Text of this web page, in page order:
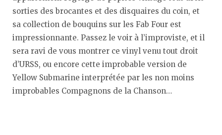
sorties des brocantes et des disquaires du coin, et
sa collection de bouquins sur les Fab Four est
impressionnante. Passez le voir à l’improviste, et il
sera ravi de vous montrer ce vinyl venu tout droit
d’URSS, ou encore cette improbable version de
Yellow Submarine interprétée par les non moins
improbables Compagnons de la Chanson…